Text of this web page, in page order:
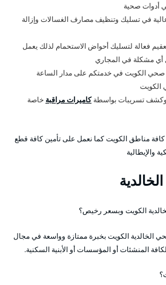
أدوات صحية
في تسليك وتنظيف مصارف الغسالات وإزالة
فعالة لتسليك أحواض الاستحمام لذلك يعمل
مشكلة في المجاري
الكويت في خدمتكم على مدار الساعة
الكويت
تسريبات بواسطةكاميرات مراقبة خاصة
كافة مناطق الكويت كما نعمل على تأمين كافة قطع
والإيطالية
الكويت وبسعر رخيص؟
الكويت بخبرة ممتازة وواسعة في مجال
المنشئات أو المؤسسات أو الأبنية السكنية.